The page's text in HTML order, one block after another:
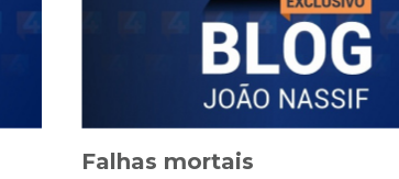
Falhas mortais